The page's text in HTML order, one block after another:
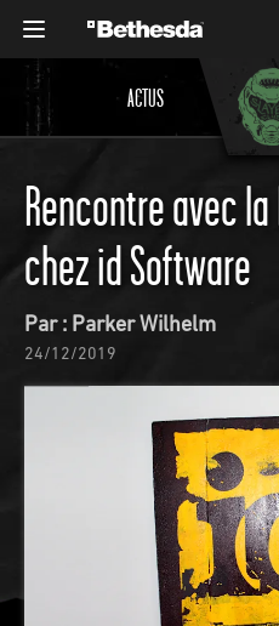
ACTUS
Rencontre avec la
chez id Software
Par : Parker Wilhelm
24/12/2019